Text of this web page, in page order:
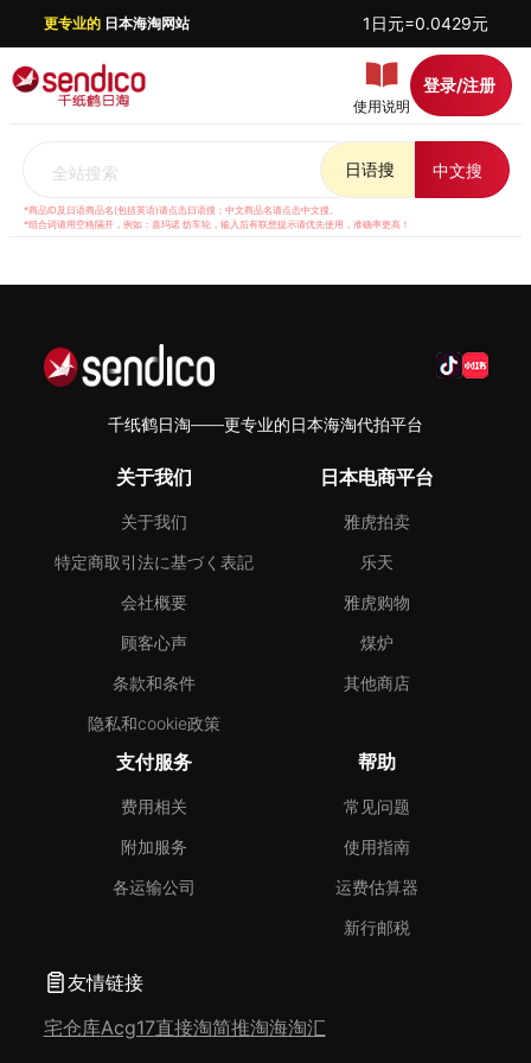
更专业的日本海淘网站 1日元=0.0429元
使用说明
登录/注册
全站搜索 日语搜 中文搜
*商品ID及日语商品名(包括英语)请点击日语搜；中文商品名请点击中文搜。
*组合词请用空格隔开，例如：喜玛诺 纺车轮，输入后有联想提示请优先使用，准确率更高！
千纸鹤日淘——更专业的日本海淘代拍平台
关于我们
关于我们
特定商取引法に基づく表記
会社概要
顾客心声
条款和条件
隐私和cookie政策
日本电商平台
雅虎拍卖
乐天
雅虎购物
煤炉
其他商店
支付服务
费用相关
附加服务
各运输公司
帮助
常见问题
使用指南
运费估算器
新行邮税
友情链接
宅仓库Acg17直接淘简推淘海淘汇